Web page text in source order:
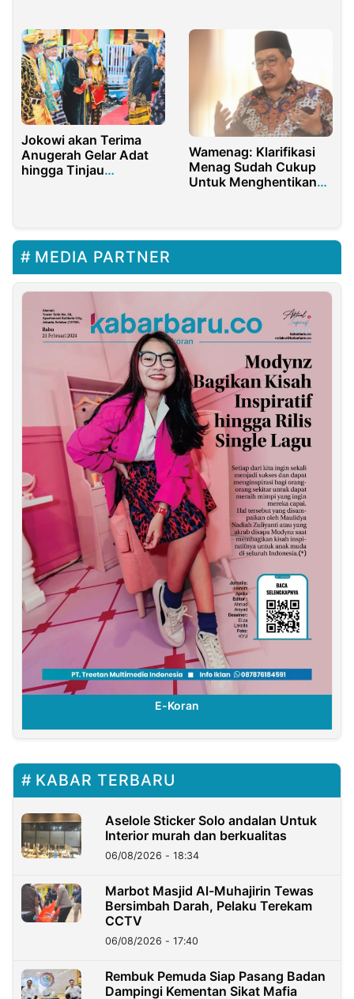
Jokowi akan Terima
Anugerah Gelar Adat
hingga Tinjau
Wamenag: Klarifikasi
Menag Sudah Cukup
Untuk Menghentikan
MEDIA PARTNER
E-Koran
KABAR TERBARU
Aselole Sticker Solo andalan Untuk
Interior murah dan berkualitas
06/08/2026 - 18:34
Marbot Masjid Al-Muhajirin Tewas
Bersimbah Darah, Pelaku Terekam
CCTV
06/08/2026 - 17:40
Rembuk Pemuda Siap Pasang Badan
Dampingi Kementan Sikat Mafia